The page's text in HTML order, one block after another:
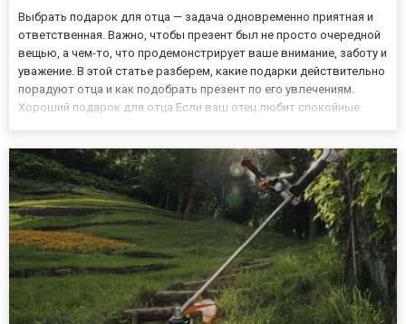
Выбрать подарок для отца — задача одновременно приятная и
ответственная. Важно, чтобы презент был не просто очередной
вещью, а чем-то, что продемонстрирует ваше внимание, заботу и
уважение. В этой статье разберем, какие подарки действительно
порадуют отца и как подобрать презент по его увлечениям.
Хороший подарок для отца Если ваш отец любит спокойные